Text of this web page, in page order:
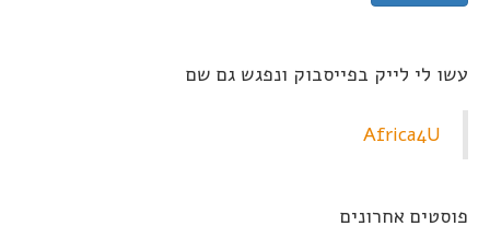
עשו לי לייק בפייסבוק ונפגש גם שם
Africa4U
פוסטים אחרונים